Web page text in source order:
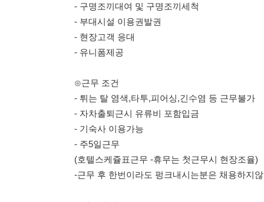
- 튀는 탈 염색,타투,피어싱,긴수염 등 근무불가
- 자차출퇴근시 유류비 포함입금
- 기숙사 이용가능
- 주5일근무
⊙접수방법
- 접수 및 문의가 많아 문자 지원만 받고있습니다.
(전화나 카카오톡 문의 및 간편문자지원은 받을수 없습니
- 접수 양식
(남해쏠비치 / 이름 / 나이 / 성별 / 거주지 /기숙사필요여부)
＊＊＊＊＊문의 번호 010-4649-0869＊＊＊＊＊＊＊